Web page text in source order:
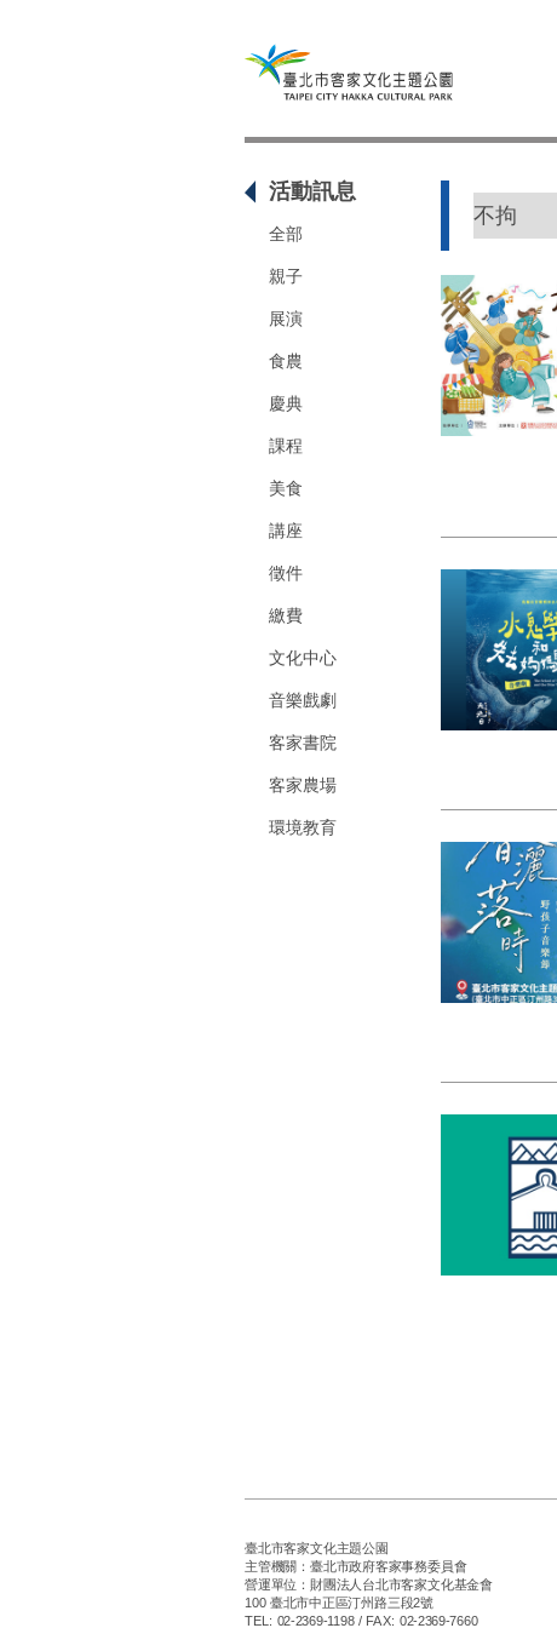
活動訊息
全部
親子
展演
食農
慶典
課程
美食
講座
徵件
繳費
文化中心
音樂戲劇
客家書院
客家農場
環境教育
臺北市客家文化主題公園
主管機關：臺北市政府客家事務委員會
營運單位：財團法人台北市客家文化基金會
100 臺北市中正區汀州路三段2號
TEL: 02-2369-1198 / FAX: 02-2369-7660